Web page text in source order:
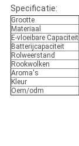
Specificatie:
Grootte
Materiaal
E-vloeibare Capaciteit
Batterijcapaciteit
Rolweerstand
Rookwolken
Aroma's
Kleur
Oem/odm